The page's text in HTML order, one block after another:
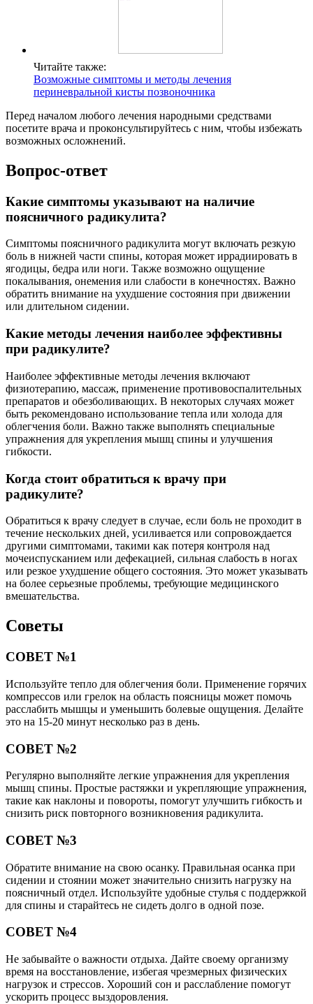
Читайте также:
Возможные симптомы и методы лечения
периневральной кисты позвоночника
Перед началом любого лечения народными средствами
посетите врача и проконсультируйтесь с ним, чтобы избежать
возможных осложнений.
Вопрос-ответ
Какие симптомы указывают на наличие
поясничного радикулита?
Симптомы поясничного радикулита могут включать резкую
боль в нижней части спины, которая может иррадиировать в
ягодицы, бедра или ноги. Также возможно ощущение
покалывания, онемения или слабости в конечностях. Важно
обратить внимание на ухудшение состояния при движении
или длительном сидении.
Какие методы лечения наиболее эффективны
при радикулите?
Наиболее эффективные методы лечения включают
физиотерапию, массаж, применение противовоспалительных
препаратов и обезболивающих. В некоторых случаях может
быть рекомендовано использование тепла или холода для
облегчения боли. Важно также выполнять специальные
упражнения для укрепления мышц спины и улучшения
гибкости.
Когда стоит обратиться к врачу при
радикулите?
Обратиться к врачу следует в случае, если боль не проходит в
течение нескольких дней, усиливается или сопровождается
другими симптомами, такими как потеря контроля над
мочеиспусканием или дефекацией, сильная слабость в ногах
или резкое ухудшение общего состояния. Это может указывать
на более серьезные проблемы, требующие медицинского
вмешательства.
Советы
СОВЕТ №1
Используйте тепло для облегчения боли. Применение горячих
компрессов или грелок на область поясницы может помочь
расслабить мышцы и уменьшить болевые ощущения. Делайте
это на 15-20 минут несколько раз в день.
СОВЕТ №2
Регулярно выполняйте легкие упражнения для укрепления
мышц спины. Простые растяжки и укрепляющие упражнения,
такие как наклоны и повороты, помогут улучшить гибкость и
снизить риск повторного возникновения радикулита.
СОВЕТ №3
Обратите внимание на свою осанку. Правильная осанка при
сидении и стоянии может значительно снизить нагрузку на
поясничный отдел. Используйте удобные стулья с поддержкой
для спины и старайтесь не сидеть долго в одной позе.
СОВЕТ №4
Не забывайте о важности отдыха. Дайте своему организму
время на восстановление, избегая чрезмерных физических
нагрузок и стрессов. Хороший сон и расслабление помогут
ускорить процесс выздоровления.